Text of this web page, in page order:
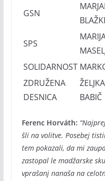
GSN
SPS
SOLIDARNOST
ZDRUŽENA
DESNICA
BABIČ
Ferenc Horváth:
šli na volitve. Posebej
tem pokazali, da mi
zastopal le madžarske
vprašanj nanaša na